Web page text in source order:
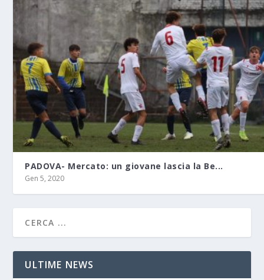
PADOVA- Mercato: un giovane lascia la Be...
Gen 5, 2020
ULTIME NEWS